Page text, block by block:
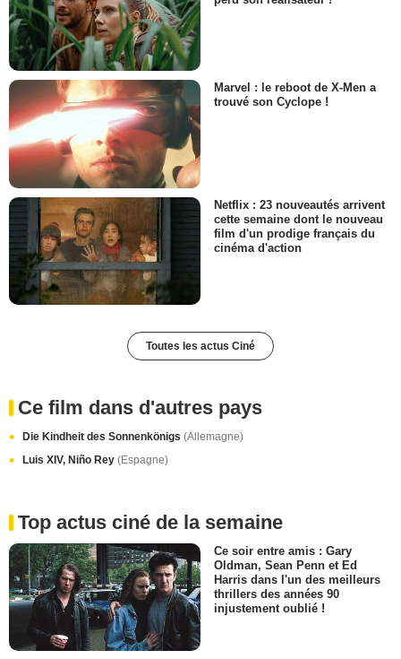
Marvel : le reboot de X-Men a
trouvé son Cyclope !
Netflix : 23 nouveautés arrivent
cette semaine dont le nouveau
film d'un prodige français du
cinéma d'action
Toutes les actus Ciné
Ce film dans d'autres pays
Die Kindheit des Sonnenkönigs (Allemagne)
Luis XIV, Niño Rey (Espagne)
Top actus ciné de la semaine
Ce soir entre amis : Gary
Oldman, Sean Penn et Ed
Harris dans l'un des meilleurs
thrillers des années 90
injustement oublié !